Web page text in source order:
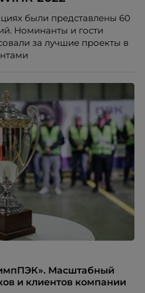
были представлены 60
Номинанты и гости
за лучшие проекты в
Масштабный
и клиентов компании